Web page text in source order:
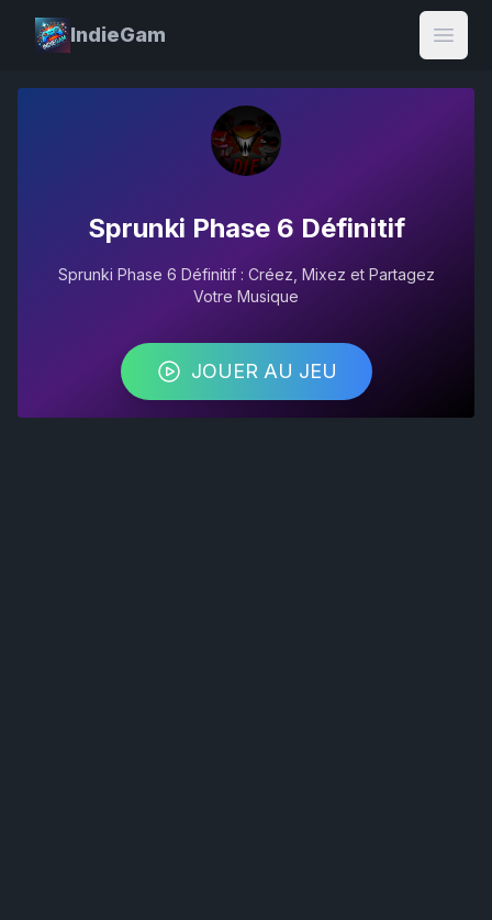
IndieGam
Open
Sprunki Phase 6 Définitif
Sprunki Phase 6 Définitif : Créez, Mixez et Partagez
Votre Musique
JOUER AU JEU